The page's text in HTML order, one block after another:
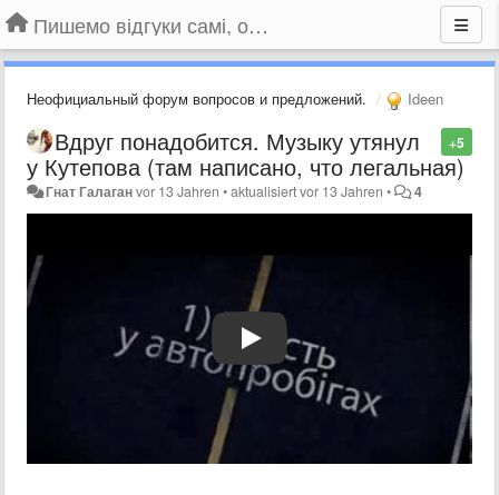
Пишемо відгуки самі, обговорюємо інші ідеї та пропозиції до Громадського Телебачення
Неофициальный форум вопросов и предложений. Ideen
+5
Вдруг понадобится. Музыку утянул
у Кутепова (там написано, что легальная)
Гнат Галаганvor 13 Jahren •aktualisiertvor 13 Jahren • 4